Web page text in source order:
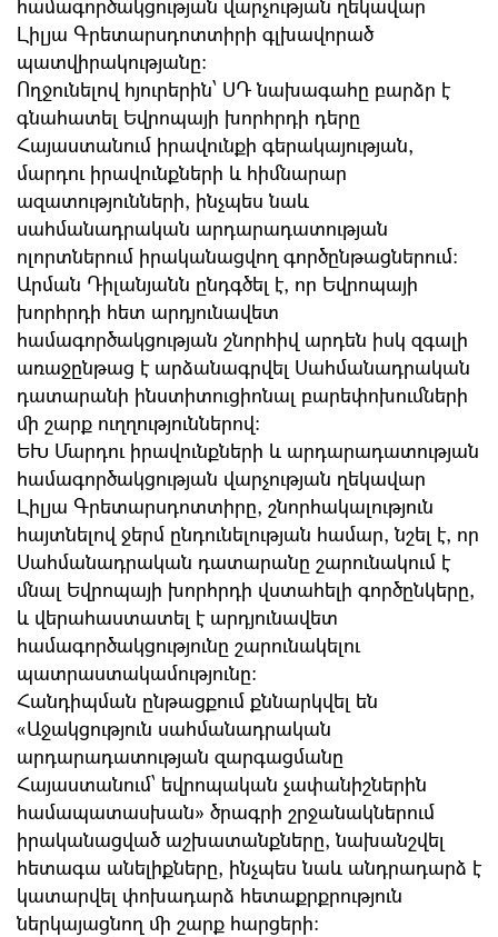
համագործակցության վարչության ղեկավար
Լիլյա Գրետարսդոտտիրի գլխավորած
պատվիրակությանը։
Ողջունելով հյուրերին՝ ՍԴ նախագահը բարձր է
գնահատել Եվրոպայի խորհրդի դերը
Հայաստանում իրավունքի գերակայության,
մարդու իրավունքների և հիմնարար
ազատությունների, ինչպես նաև
սահմանադրական արդարադատության
ոլորտներում իրականացվող գործընթացներում։
Արման Դիլանյանն ընդգծել է, որ Եվրոպայի
խորհրդի հետ արդյունավետ
համագործակցության շնորհիվ արդեն իսկ զգալի
առաջընթաց է արձանագրվել Սահմանադրական
դատարանի ինստիտուցիոնալ բարեփոխումների
մի շարք ուղղություններով։
ԵԽ Մարդու իրավունքների և արդարադատության
համագործակցության վարչության ղեկավար
Լիլյա Գրետարսդոտտիրը, շնորհակալություն
հայտնելով ջերմ ընդունելության համար, նշել է, որ
Սահմանադրական դատարանը շարունակում է
մնալ Եվրոպայի խորհրդի վստահելի գործընկերը,
և վերահաստատել է արդյունավետ
համագործակցությունը շարունակելու
պատրաստակամությունը։
Հանդիպման ընթացքում քննարկվել են
«Աջակցություն սահմանադրական
արդարադատության զարգացմանը
Հայաստանում՝ եվրոպական չափանիշներին
համապատասխան» ծրագրի շրջանակներում
իրականացված աշխատանքները, նախանշվել
հետագա անելիքները, ինչպես նաև անդրադարձ է
կատարվել փոխադարձ հետաքրքրություն
ներկայացնող մի շարք հարցերի։